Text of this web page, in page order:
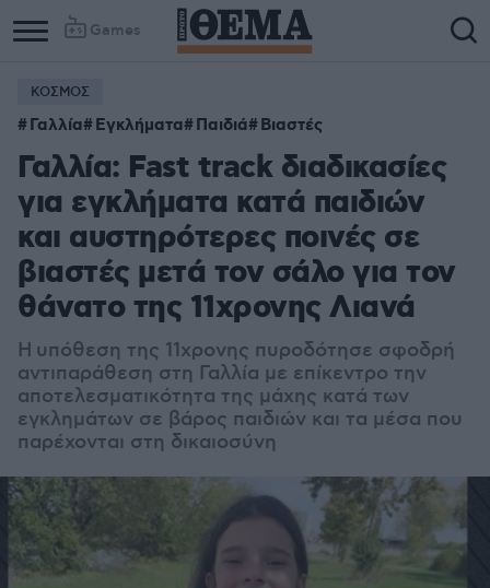
Games
ΚΟΣΜΟΣ
Γαλλία Εγκλήματα Παιδιά Βιαστές
Γαλλία: Fast track διαδικασίες
για εγκλήματα κατά παιδιών
και αυστηρότερες ποινές σε
βιαστές μετά τον σάλο για τον
θάνατο της 11χρονης Λιανά
Η υπόθεση της 11χρονης πυροδότησε σφοδρή
αντιπαράθεση στη Γαλλία με επίκεντρο την
αποτελεσματικότητα της μάχης κατά των
εγκλημάτων σε βάρος παιδιών και τα μέσα που
παρέχονται στη δικαιοσύνη